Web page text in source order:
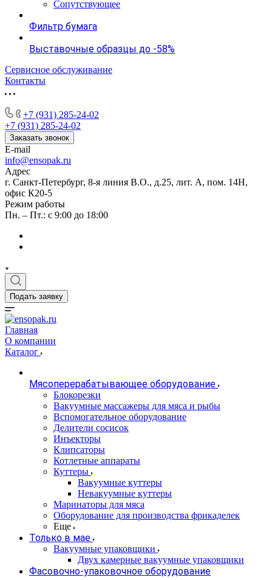
Сопутствующее
Фильтр бумага
Выставочные образцы до -58%
Сервисное обслуживание
Контакты
+7 (931) 285-24-02
+7 (931) 285-24-02
Заказать звонок
E-mail
info@ensopak.ru
Адрес
г. Санкт-Петербург, 8-я линия В.О., д.25, лит. А, пом. 14Н,
офис К20-5
Режим работы
Пн. – Пт.: с 9:00 до 18:00
Подать заявку
Главная
О компании
Каталог
Мясоперерабатывающее оборудование
Блокорезки
Вакуумные массажеры для мяса и рыбы
Вспомогательное оборудование
Делители сосисок
Инъекторы
Клипсаторы
Котлетные аппараты
Куттеры
Вакуумные куттеры
Невакуумные куттеры
Маринаторы для мяса
Оборудование для производства фрикаделек
Еще
Только в мае
Вакуумные упаковщики
Двух камерные вакуумные упаковщики
Фасовочно-упаковочное оборудование